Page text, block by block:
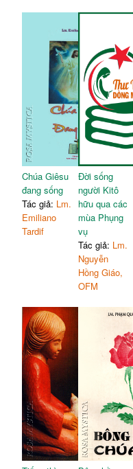
Chúa Giêsu
đang sống
Tác giả: Lm.
Emiliano
Tardif
Đời sống
người Kitô
hữu qua các
mùa Phụng
vụ
Tác giả: Lm.
Nguyễn
Hồng Giáo,
OFM